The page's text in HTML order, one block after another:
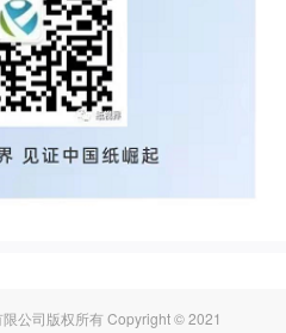
公司版权所有 Copyright © 2021